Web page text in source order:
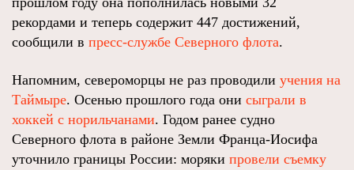
рекордами и теперь содержит 447 достижений,
сообщили в пресс-службе Северного флота.
Напомним, североморцы не раз проводили учения на
Таймыре. Осенью прошлого года они сыграли в
хоккей с норильчанами. Годом ранее судно
Северного флота в районе Земли Франца-Иосифа
уточнило границы России: моряки провели съемку